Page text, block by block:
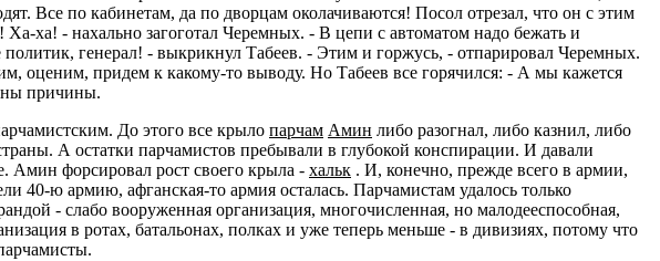
Все по кабинетам, да по дворцам околачиваются! Посол отрезал, что он с этим
ха! - нахально загоготал Черемных. - В цепи с автоматом надо бежать и
политик, генерал! - выкрикнул Табеев. - Этим и горжусь, - отпарировал Черемных.
оценим, придем к какому-то выводу. Но Табеев все горячился: - А мы кажется
причины.
До этого все крыло парчам Амин либо разогнал, либо казнил, либо
А остатки парчамистов пребывали в глубокой конспирации. И давали
Амин форсировал рост своего крыла - хальк . И, конечно, прежде всего в армии,
ю армию, афганская-то армия осталась. Парчамистам удалось только
- слабо вооруженная организация, многочисленная, но малодееспособная,
в ротах, батальонах, полках и уже теперь меньше - в дивизиях, потому что